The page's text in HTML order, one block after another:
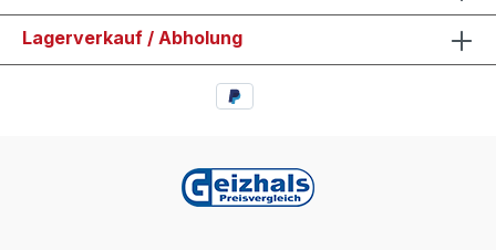
Lagerverkauf / Abholung